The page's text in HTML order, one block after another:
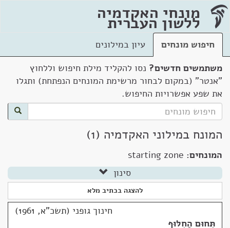
מונחי האקדמיה
ללשון העברית
חיפוש מונחים
עיון במילונים
משתמשים חדשים? נסו להקליד מילת חיפוש וללחוץ
"אנטר" (במקום לבחור מרשימת המונחים הנפתחת) ותגלו
את שפע אפשרויות החיפוש.
המונח במילוני האקדמיה (1)
המונחים: starting zone
סינון
להצגה בכתיב מלא
חינוך גופני (תשכ"א, 1961)
תְּחוּם הַחִלּוּף